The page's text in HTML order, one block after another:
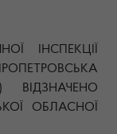
ІНСПЕКЦІЇ
ВІДЗНАЧЕНО
ОБЛАСНОЇ